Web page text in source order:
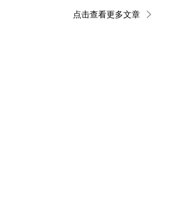
点击查看更多文章